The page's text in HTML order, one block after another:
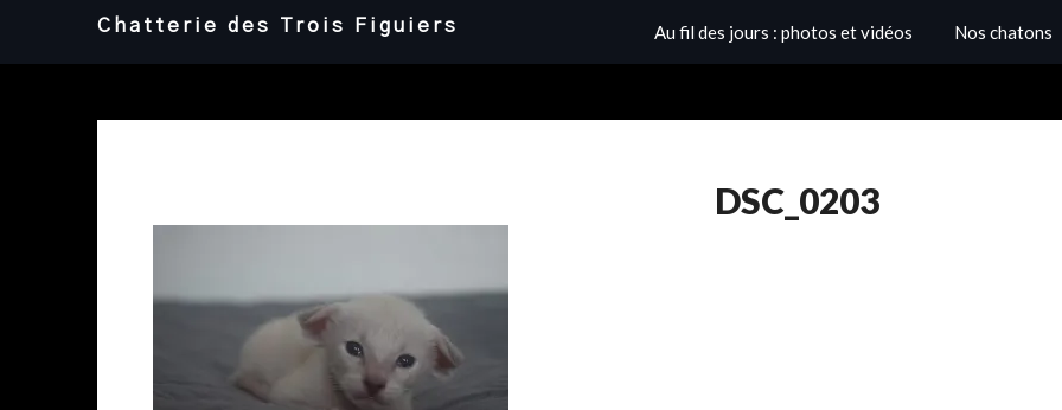
Chatterie des Trois Figuiers Au fil des jours : photos et vidéos Nos chatons
DSC_0203